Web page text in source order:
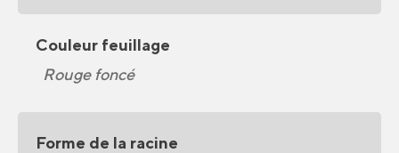
Couleur feuillage
Rouge foncé
Forme de la racine